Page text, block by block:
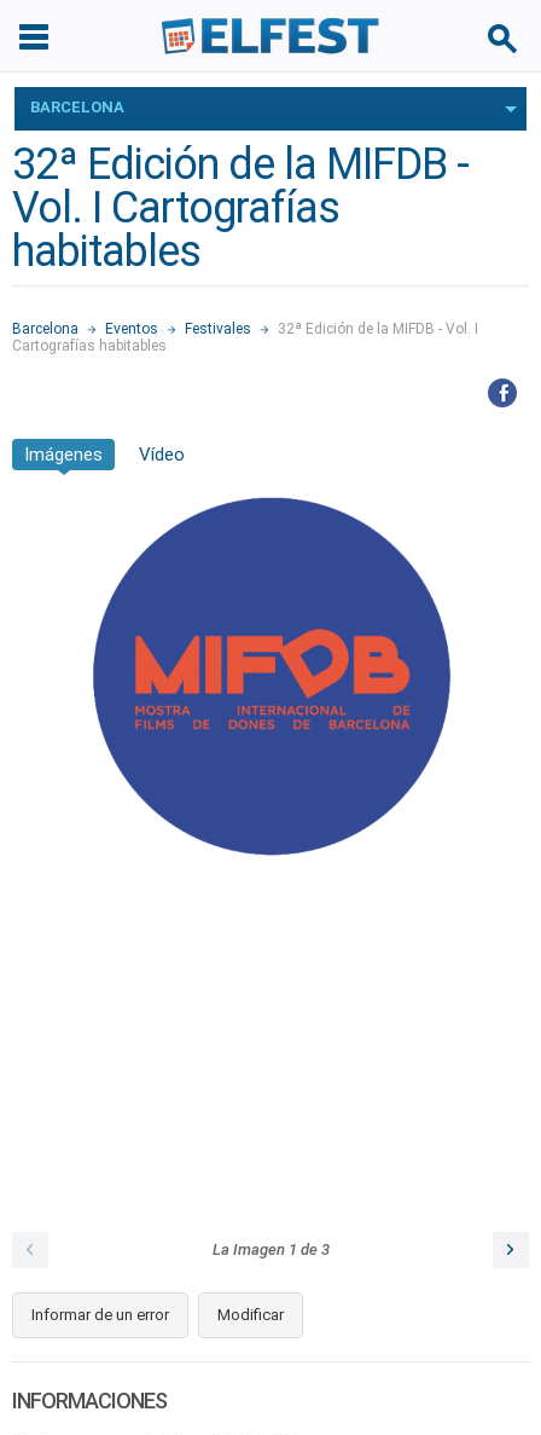
BARCELONA
32ª Edición de la MIFDB -
Vol. I Cartografías
habitables
Barcelona Eventos Festivales
32ª Edición de la MIFDB - Vol. I
Cartografías habitables
Imágenes Vídeo
La Imagen 1 de 3
Informar de un error Modificar
INFORMACIONES